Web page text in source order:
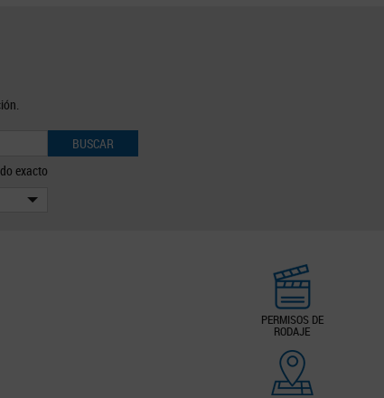
BUSCAR
exacto
PERMISOS DE
RODAJE